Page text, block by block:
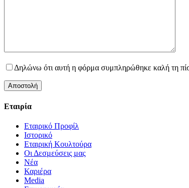
Δηλώνω ότι αυτή η φόρμα συμπληρώθηκε καλή τη
Εταιρία
Εταιρικό Προφίλ
Ιστορικό
Εταιρική Κουλτούρα
Οι Δεσμεύσεις μας
Νέα
Καριέρα
Media